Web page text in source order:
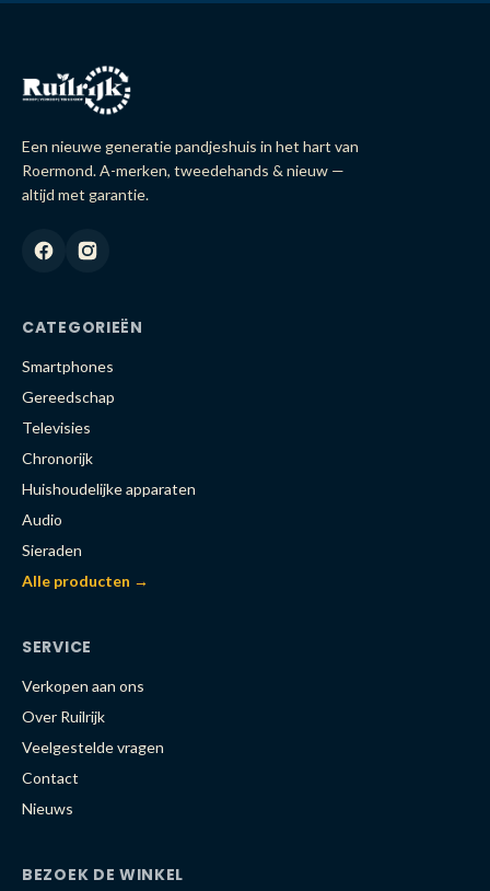
Een nieuwe generatie pandjeshuis in het hart van
Roermond. A-merken, tweedehands & nieuw —
altijd met garantie.
CATEGORIEËN
Smartphones
Gereedschap
Televisies
Chronorijk
Huishoudelijke apparaten
Audio
Sieraden
Alle producten →
SERVICE
Verkopen aan ons
Over Ruilrijk
Veelgestelde vragen
Contact
Nieuws
BEZOEK DE WINKEL